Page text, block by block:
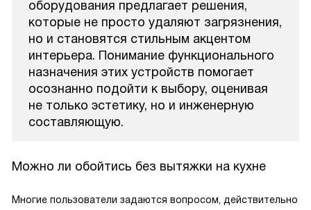
оборудования предлагает решения,
которые не просто удаляют загрязнения,
но и становятся стильным акцентом
интерьера. Понимание функционального
назначения этих устройств помогает
осознанно подойти к выбору, оценивая
не только эстетику, но и инженерную
составляющую.
Можно ли обойтись без вытяжки на кухне
Многие пользователи задаются вопросом, действительно